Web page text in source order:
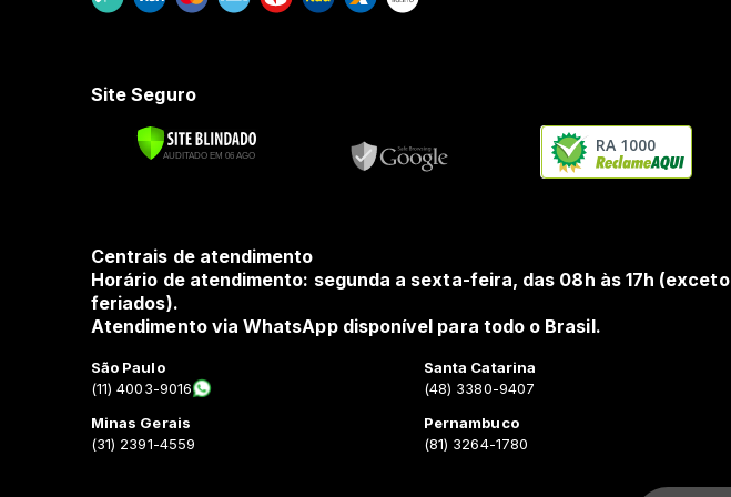
Site Seguro
RA 1000
Centrais de atendimento
Horário de atendimento: segunda a sexta-feira, das 08h às 17h (exceto
feriados).
Atendimento via WhatsApp disponível para todo o Brasil.
São Paulo
(11) 4003-9016
Minas Gerais
(31) 2391-4559
Santa Catarina
(48) 3380-9407
Pernambuco
(81) 3264-1780